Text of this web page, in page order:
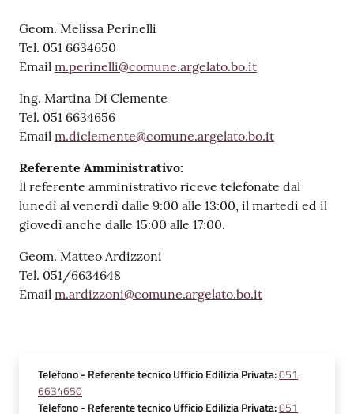
Geom. Melissa Perinelli
Tel. 051 6634650
Email m.perinelli@comune.argelato.bo.it
Ing. Martina Di Clemente
Tel. 051 6634656
Email m.diclemente@comune.argelato.bo.it
Referente Amministrativo:
Il referente amministrativo riceve telefonate dal
lunedì al venerdì dalle 9:00 alle 13:00, il martedì ed il
giovedì anche dalle 15:00 alle 17:00.
Geom. Matteo Ardizzoni
Tel. 051/6634648
Email m.ardizzoni@comune.argelato.bo.it
Telefono- Referente tecnico Ufficio Edilizia Privata:051
6634650
Telefono- Referente tecnico Ufficio Edilizia Privata:051